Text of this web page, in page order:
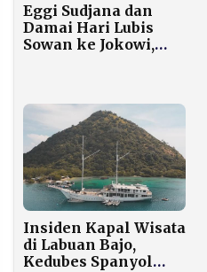
Eggi Sudjana dan
Damai Hari Lubis
Sowan ke Jokowi,
Insiden Kapal Wisata
di Labuan Bajo,
Kedubes Spanyol